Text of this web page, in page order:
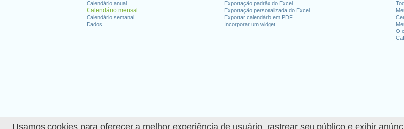
Usamos cookies para oferecer a melhor experiência de usuário, rastrear seu público e exibir
Calendário anual
Calendário mensal
Calendário semanal
Dados
Exportação padrão do Excel
Exportação personalizada do Excel
Exportar calendário em PDF
Incorporar um widget
O